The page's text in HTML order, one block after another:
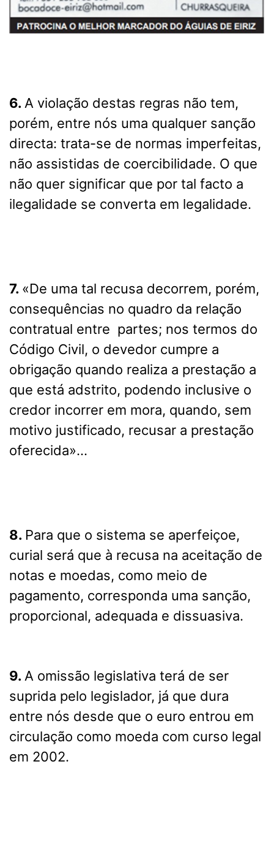
6. A violação destas regras não tem,
porém, entre nós uma qualquer sanção
directa: trata-se de normas imperfeitas,
não assistidas de coercibilidade. O que
não quer significar que por tal facto a
ilegalidade se converta em legalidade.
7. «De uma tal recusa decorrem, porém,
consequências no quadro da relação
contratual entre partes; nos termos do
Código Civil, o devedor cumpre a
obrigação quando realiza a prestação a
que está adstrito, podendo inclusive o
credor incorrer em mora, quando, sem
motivo justificado, recusar a prestação
oferecida»…
8. Para que o sistema se aperfeiçoe,
curial será que à recusa na aceitação de
notas e moedas, como meio de
pagamento, corresponda uma sanção,
proporcional, adequada e dissuasiva.
9. A omissão legislativa terá de ser
suprida pelo legislador, já que dura
entre nós desde que o euro entrou em
circulação como moeda com curso legal
em 2002.